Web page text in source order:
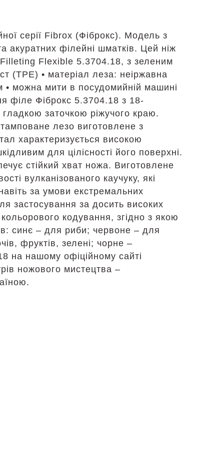
серії Fibrox (Фіброкс). Модель з
акуратних філейні шматків. Цей ніж
Filleting Flexible 5.3704.18, з зеленим
(TPE) • матеріал леза: неіржавна
• можна мити в посудомийній машині
філе Фіброкс 5.3704.18 з 18-
заточкою ріжучого краю.
лезо виготовлене з
характеризується високою
для цілісності його поверхні.
стійкий хват ножа. Виготовлене
вулканізованого каучуку, які
за умови екстремальних
застосування за досить високих
кодування, згідно з якою
синє – для риби; червоне – для
фруктів, зелені; чорне –
на нашому офіційному сайті
ножового мистецтва –